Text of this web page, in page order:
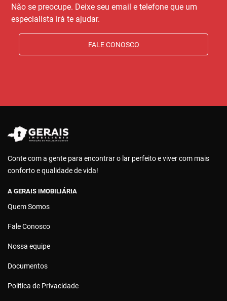
Não se preocupe. Deixe seu email e telefone que um
especialista irá te ajudar.
FALE CONOSCO
Conte com a gente para encontrar o lar perfeito e viver com mais
conforto e qualidade de vida!
A GERAIS IMOBILIÁRIA
Quem Somos
Fale Conosco
Nossa equipe
Documentos
Política de Privacidade